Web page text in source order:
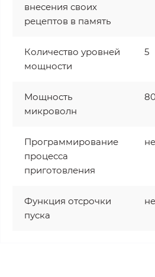
внесения своих
рецептов в память
Количество уровней
мощности
5
Мощность
микроволн
Программирование
процесса
приготовления
Функция отсрочки
пуска